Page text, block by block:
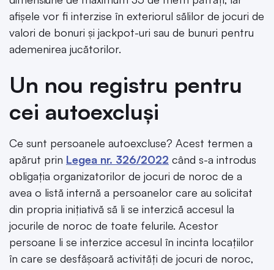
afișele vor fi interzise în exteriorul sălilor de jocuri de
valori de bonuri și jackpot-uri sau de bunuri pentru
ademenirea jucătorilor.
Un nou registru pentru
cei autoexcluși
Ce sunt persoanele autoexcluse? Acest termen a
apărut prin Legea nr. 326/2022 când s-a introdus
obligația organizatorilor de jocuri de noroc de a
avea o listă internă a persoanelor care au solicitat
din propria inițiativă să li se interzică accesul la
jocurile de noroc de toate felurile. Acestor
persoane li se interzice accesul în incinta locațiilor
în care se desfășoară activități de jocuri de noroc,